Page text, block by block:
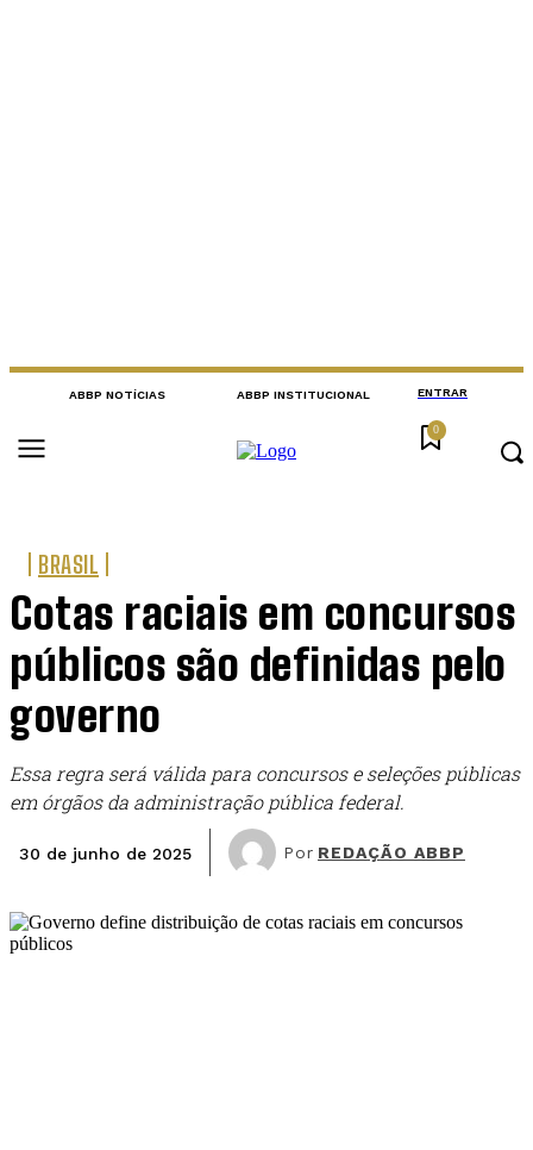
ABBP NOTÍCIAS ABBP INSTITUCIONAL ENTRAR
0
BRASIL
Cotas raciais em concursos
públicos são definidas pelo
governo
Essa regra será válida para concursos e seleções públicas
em órgãos da administração pública federal.
30 de junho de 2025 Por REDAÇÃO ABBP